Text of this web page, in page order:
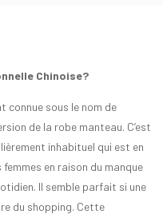
Chinoise?
connue sous le nom de
de la robe manteau. C’est
inhabituel qui est en
en raison du manque
Il semble parfait si une
du shopping. Cette